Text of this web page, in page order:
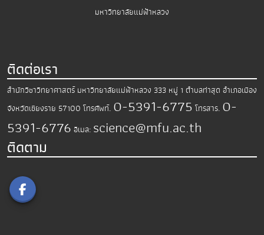
มหาวิทยาลัยแม่ฟ้าหลวง
ติดต่อเรา
สำนักวิชาวิทยาศาสตร์ มหาวิทยาลัยแม่ฟ้าหลวง 333 หมู่ 1 ตำบลท่าสุด อำเภอเมือง
จังหวัดเชียงราย 57100 โทรศัพท์. 0-5391-6775 โทรสาร. 0-
5391-6776 อีเมล: science@mfu.ac.th
ติดตาม